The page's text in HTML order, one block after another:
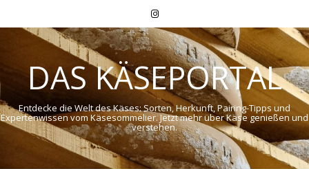
DAS KÄSEPORTAL
Entdecke die Welt des Käses: Sorten, Herkunft, Pairing-Tipps und
Expertenwissen vom Käsesommelier. Jetzt mehr über Käse genießen und
verstehen.